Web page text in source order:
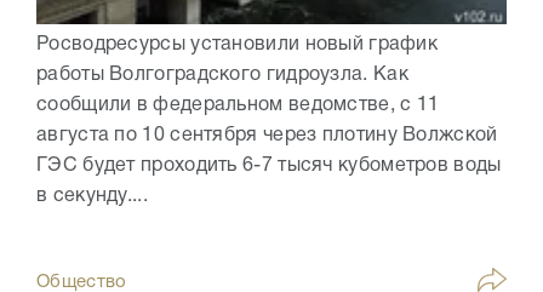
Росводресурсы установили новый график
работы Волгоградского гидроузла. Как
сообщили в федеральном ведомстве, с 11
августа по 10 сентября через плотину Волжской
ГЭС будет проходить 6-7 тысяч кубометров воды
в секунду....
Общество